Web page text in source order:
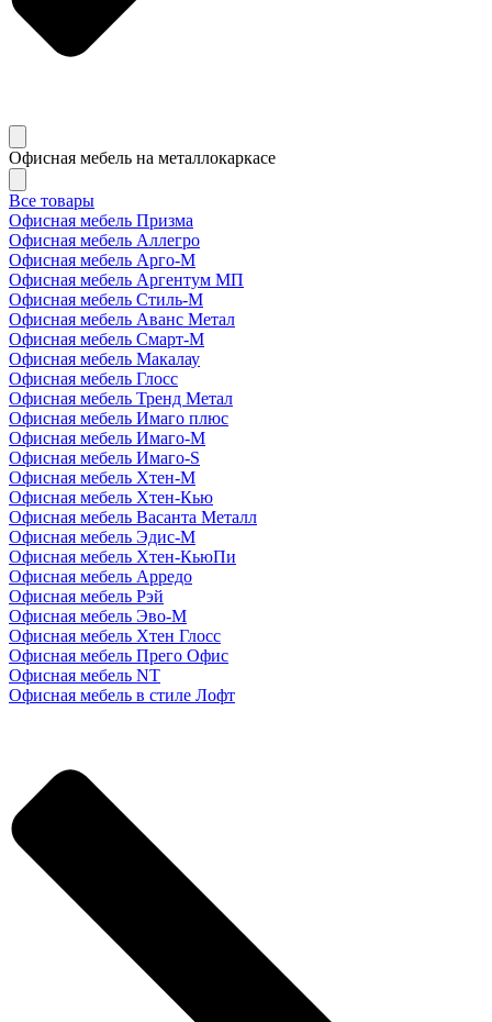
Офисная мебель на металлокаркасе
Все товары
Офисная мебель Призма
Офисная мебель Аллегро
Офисная мебель Арго-М
Офисная мебель Аргентум МП
Офисная мебель Стиль-М
Офисная мебель Аванс Метал
Офисная мебель Смарт-М
Офисная мебель Макалау
Офисная мебель Глосс
Офисная мебель Тренд Метал
Офисная мебель Имаго плюс
Офисная мебель Имаго-М
Офисная мебель Имаго-S
Офисная мебель Хтен-M
Офисная мебель Хтен-Кью
Офисная мебель Васанта Металл
Офисная мебель Эдис-M
Офисная мебель Хтен-КьюПи
Офисная мебель Арредо
Офисная мебель Рэй
Офисная мебель Эво-M
Офисная мебель Хтен Глосс
Офисная мебель Прего Офис
Офисная мебель NT
Офисная мебель в стиле Лофт